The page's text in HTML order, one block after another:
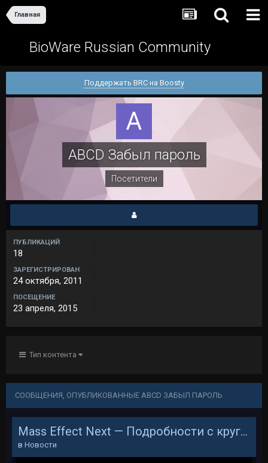
Главная
BioWare Russian Community
Поддержать BRC на Boosty
ABCD Забыл пароль
Посетители
ПУБЛИКАЦИЙ
18
ЗАРЕГИСТРИРОВАН
24 октября, 2011
ПОСЕЩЕНИЕ
23 апреля, 2015
Тип контента
СООБЩЕНИЯ, ОПУБЛИКОВАННЫЕ ABCD ЗАБЫЛ ПАРОЛЬ
Mass Effect Next — Подробности с круглого стола
в Новости